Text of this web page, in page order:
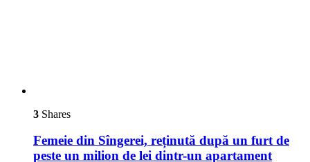
3 Shares
Femeie din Sîngerei, reținută după un furt de
peste un milion de lei dintr-un apartament